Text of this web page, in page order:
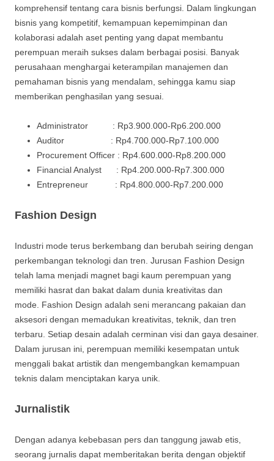
komprehensif tentang cara bisnis berfungsi. Dalam lingkungan
bisnis yang kompetitif, kemampuan kepemimpinan dan
kolaborasi adalah aset penting yang dapat membantu
perempuan meraih sukses dalam berbagai posisi. Banyak
perusahaan menghargai keterampilan manajemen dan
pemahaman bisnis yang mendalam, sehingga kamu siap
memberikan penghasilan yang sesuai.
Administrator : Rp3.900.000-Rp6.200.000
Auditor : Rp4.700.000-Rp7.100.000
Procurement Officer : Rp4.600.000-Rp8.200.000
Financial Analyst : Rp4.200.000-Rp7.300.000
Entrepreneur : Rp4.800.000-Rp7.200.000
Fashion Design
Industri mode terus berkembang dan berubah seiring dengan
perkembangan teknologi dan tren. Jurusan Fashion Design
telah lama menjadi magnet bagi kaum perempuan yang
memiliki hasrat dan bakat dalam dunia kreativitas dan
mode. Fashion Design adalah seni merancang pakaian dan
aksesori dengan memadukan kreativitas, teknik, dan tren
terbaru. Setiap desain adalah cerminan visi dan gaya desainer.
Dalam jurusan ini, perempuan memiliki kesempatan untuk
menggali bakat artistik dan mengembangkan kemampuan
teknis dalam menciptakan karya unik.
Jurnalistik
Dengan adanya kebebasan pers dan tanggung jawab etis,
seorang jurnalis dapat memberitakan berita dengan objektif